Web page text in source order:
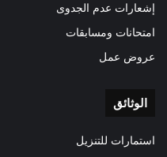
إشعارات عدم الجدوى
امتحانات ومسابقات
عروض عمل
الوثائق
استمارات للتنزيل